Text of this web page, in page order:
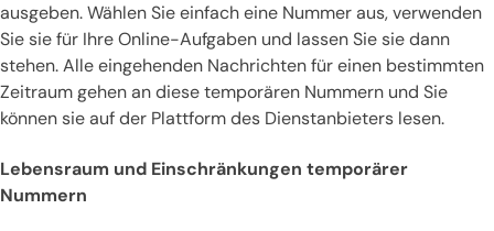
ausgeben. Wählen Sie einfach eine Nummer aus, verwenden
Sie sie für Ihre Online-Aufgaben und lassen Sie sie dann
stehen. Alle eingehenden Nachrichten für einen bestimmten
Zeitraum gehen an diese temporären Nummern und Sie
können sie auf der Plattform des Dienstanbieters lesen.
Lebensraum und Einschränkungen temporärer
Nummern